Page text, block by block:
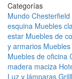
Categorías
Mundo Chesterfield
esquina Muebles
estar Muebles de
y armarios
Muebles de oficina
madera maciza
Luz y lámparas